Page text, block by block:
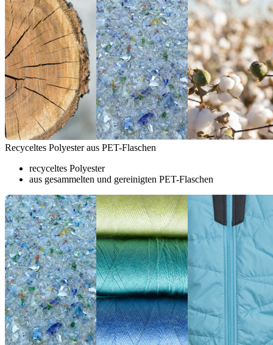
Recyceltes Polyester aus PET-Flaschen
recyceltes Polyester
aus gesammelten und gereinigten PET-Flaschen